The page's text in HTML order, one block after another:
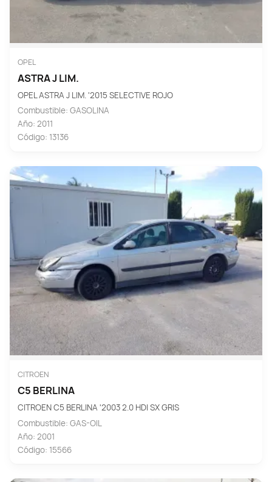
OPEL
ASTRA J LIM.
OPEL ASTRA J LIM. '2015 SELECTIVE ROJO
Combustible: GASOLINA
Año: 2011
Código: 13136
CITROEN
C5 BERLINA
CITROEN C5 BERLINA '2003 2.0 HDI SX GRIS
Combustible: GAS-OIL
Año: 2001
Código: 15566